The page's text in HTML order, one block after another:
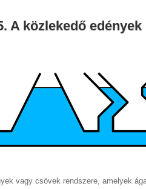
A közlekedő edények
vagy csövek rendszere, amelyek